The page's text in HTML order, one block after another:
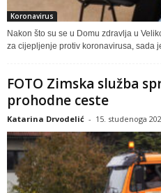
Koronavirus
Nakon što su se u Domu zdravlja u
za cijepljenje protiv koronavirusa, sada
FOTO Zimska služba
prohodne ceste
Katarina Drvodelić - 15. studenoga